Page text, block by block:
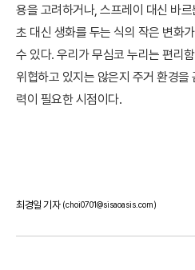
용을 고려하거나, 스프레이 대신 바
초 대신 생화를 두는 식의 작은 변화
수 있다. 우리가 무심코 누리는 편리
위협하고 있지는 않은지 주거 환경
력이 필요한 시점이다.
최경일 기자 (choi0701@sisaoasis.com)